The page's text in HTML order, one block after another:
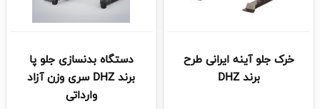
خرک جلو آینه ایرانی طرح
برند DHZ
دستگاه بدنسازی جلو پا
برند DHZ سری وزن آزاد
وارداتی